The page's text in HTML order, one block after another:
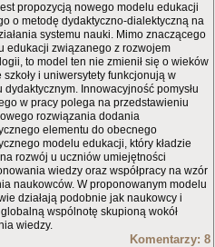
propozycją nowego modelu edukacji
o metodę dydaktyczno-dialektyczną na
systemu nauki. Mimo znaczącego
edukacji związanego z rozwojem
to model ten nie zmienił się o wieków
szkoły i uniwersytety funkcjonują w
dydaktycznym. Innowacyjność pomysłu
w pracy polega na przedstawieniu
rozwiązania dodania
elementu do obecnego
modelu edukacji, który kładzie
rozwój u uczniów umiejętności
wiedzy oraz współpracy na wzór
naukowców. W proponowanym modelu
działają podobnie jak naukowcy i
wspólnotę skupioną wokół
wiedzy.
Komentarzy: 8